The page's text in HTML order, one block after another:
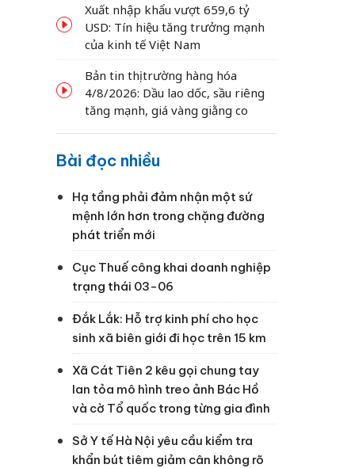
Xuất nhập khẩu vượt 659,6 tỷ
USD: Tín hiệu tăng trưởng mạnh
của kinh tế Việt Nam
Bản tin thị trường hàng hóa
4/8/2026: Dầu lao dốc, sầu riêng
tăng mạnh, giá vàng giằng co
Bài đọc nhiều
Hạ tầng phải đảm nhận một sứ
mệnh lớn hơn trong chặng đường
phát triển mới
Cục Thuế công khai doanh nghiệp
trạng thái 03-06
Đắk Lắk: Hỗ trợ kinh phí cho học
sinh xã biên giới đi học trên 15 km
Xã Cát Tiên 2 kêu gọi chung tay
lan tỏa mô hình treo ảnh Bác Hồ
và cờ Tổ quốc trong từng gia đình
Sở Y tế Hà Nội yêu cầu kiểm tra
khẩn bút tiêm giảm cân không rõ